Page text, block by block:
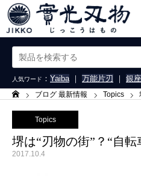
人気ワード ： Yaiba｜ 万能片刃 ｜ 銀
ーム ブログ 最新情報 Topics
Topics
堺は“刃物の街”？“自転
2017.10.4